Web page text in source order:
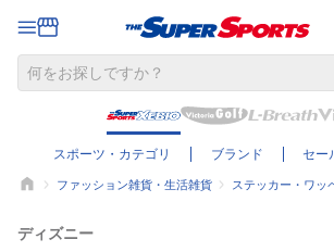
スポーツ・カテゴリ ブランド セー
ファッション雑貨・生活雑貨 ステッカー・ワッ
ディズニー